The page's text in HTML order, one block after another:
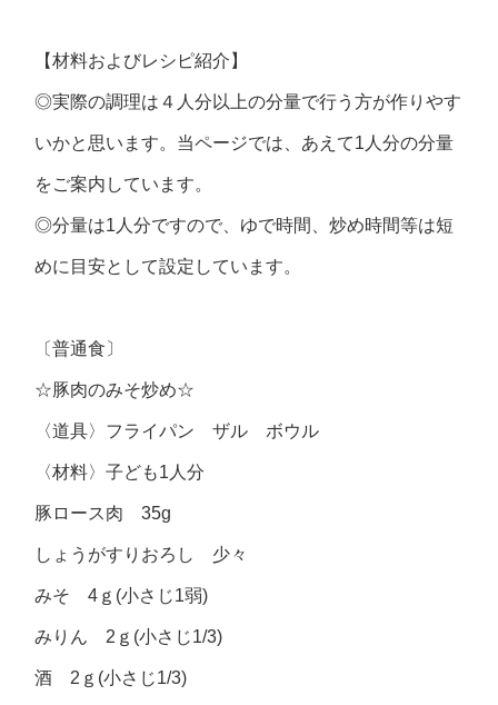
【材料およびレシピ紹介】
◎実際の調理は４人分以上の分量で行う方が作りやす
いかと思います。当ページでは、あえて1人分の分量
をご案内しています。
◎分量は1人分ですので、ゆで時間、炒め時間等は短
めに目安として設定しています。
〔普通食〕
☆豚肉のみそ炒め☆
〈道具〉フライパン ザル ボウル
〈材料〉子ども1人分
豚ロース肉 35g
しょうがすりおろし 少々
みそ 4ｇ(小さじ1弱)
みりん 2ｇ(小さじ1/3)
酒 2ｇ(小さじ1/3)